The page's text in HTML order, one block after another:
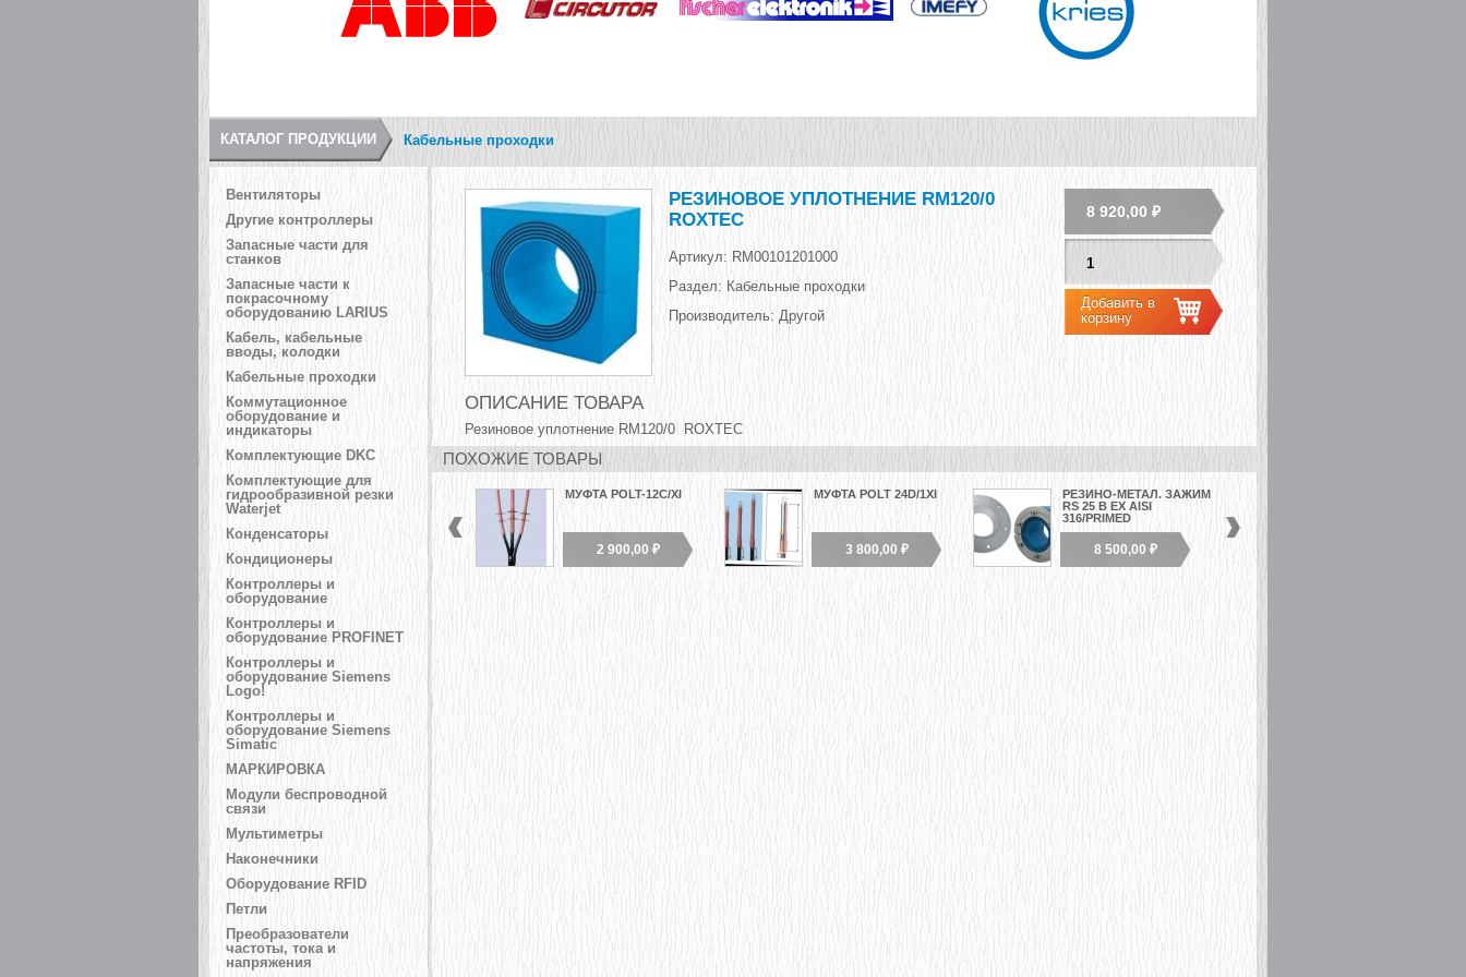
КАТАЛОГ ПРОДУКЦИИ Кабельные проходки
Вентиляторы
Другие контроллеры
Запасные части для
станков
Запасные части к
покрасочному
оборудованию LARIUS
Кабель, кабельные
вводы, колодки
Кабельные проходки
Коммутационное
оборудование и
индикаторы
Комплектующие DKC
Комплектующие для
гидрообразивной резки
Waterjet
Конденсаторы
Кондиционеры
Контроллеры и
оборудование
Контроллеры и
оборудование PROFINET
Контроллеры и
оборудование Siemens
Logo!
Контроллеры и
оборудование Siemens
Simatic
МАРКИРОВКА
Модули беспроводной
связи
Мультиметры
Наконечники
Оборудование RFID
Петли
Преобразователи
частоты, тока и
напряжения
8 920,00 ₽
РЕЗИНОВОЕ УПЛОТНЕНИЕ RM120/0
ROXTEC
Артикул: RM00101201000
Раздел: Кабельные проходки
Производитель: Другой
ОПИСАНИЕ ТОВАРА
Резиновое уплотнение RM120/0 ROXTEC
ПОХОЖИЕ ТОВАРЫ
МУФТА POLT-12C/XI
2 900,00 ₽
МУФТА POLT 24D/1XI
3 800,00 ₽
РЕЗИНО-МЕТАЛ. ЗАЖИМ
RS 25 B EX AISI
316/PRIMED
8 500,00 ₽